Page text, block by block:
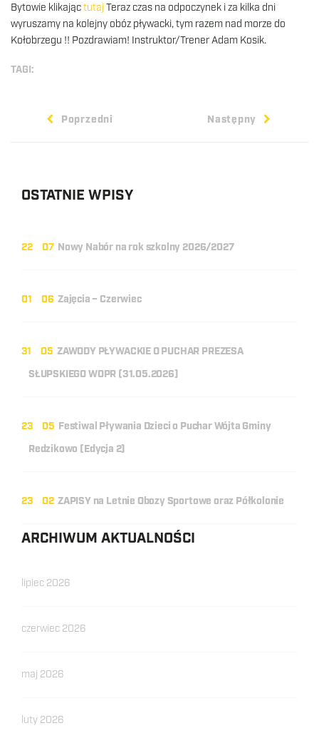
Bytowie klikająctutajTeraz czas na odpoczynek i za kilka dni
wyruszamy na kolejny obóz pływacki, tym razem nad morze do
Kołobrzegu !! Pozdrawiam! Instruktor/Trener Adam Kosik.
TAGI:
Następny
Poprzedni
OSTATNIE WPISY
22 07 Nowy Nabór na rok szkolny 2026/2027
01 06 Zajęcia – Czerwiec
31 05 ZAWODY PŁYWACKIE O PUCHAR PREZESA
SŁUPSKIEGO WOPR (31.05.2026)
23 05 Festiwal Pływania Dzieci o Puchar Wójta Gminy
Redzikowo (Edycja 2)
23 02 ZAPISY na Letnie Obozy Sportowe oraz Półkolonie
ARCHIWUM AKTUALNOŚCI
lipiec 2026
czerwiec 2026
maj 2026
luty 2026